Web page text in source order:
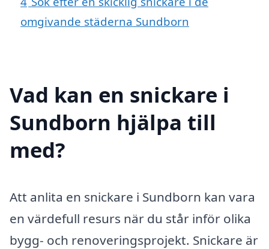
omgivande städerna Sundborn
Vad kan en snickare i
Sundborn hjälpa till
med?
Att anlita en snickare i Sundborn kan vara
en värdefull resurs när du står inför olika
bygg- och renoveringsprojekt. Snickare är